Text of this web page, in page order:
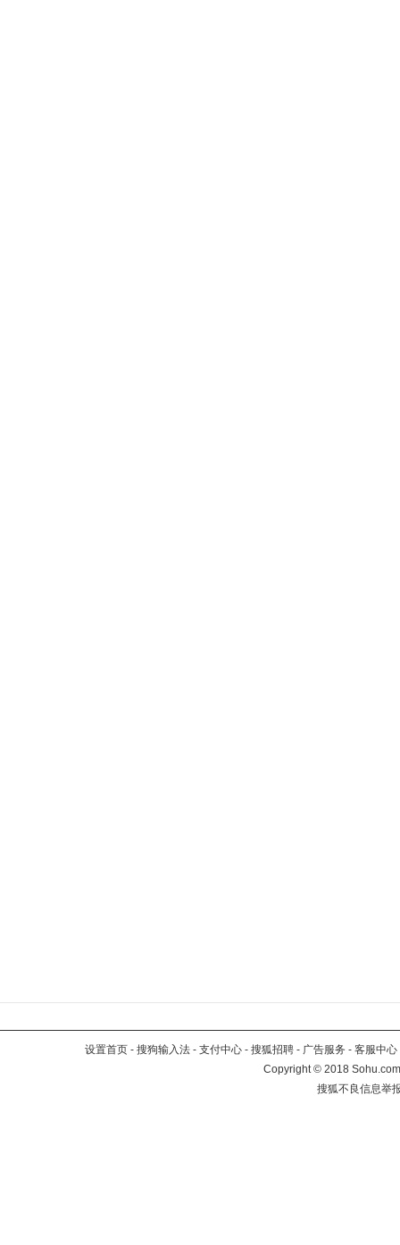
设置首页 - 搜狗输入法 - 支付中心 - 搜狐招聘 - 广告服务 - 客服中心
Copyright©2018
搜狐不良信息举